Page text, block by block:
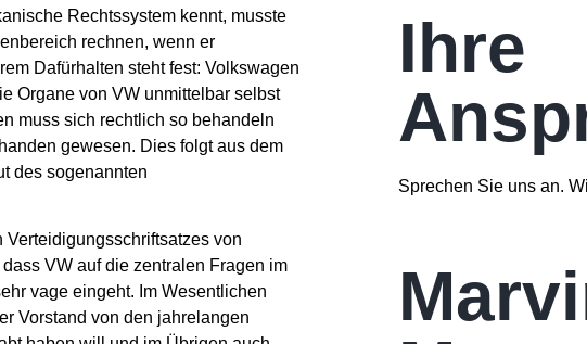
Rechtssystem kennt, musste
rechnen, wenn er
Dafürhalten steht fest: Volkswagen
Organe von VW unmittelbar selbst
muss sich rechtlich so behandeln
gewesen. Dies folgt aus dem
des sogenannten
von
VW auf die zentralen Fragen im
vage eingeht. Im Wesentlichen
Vorstand von den jahrelangen
Ihre
Sprechen Sie uns an.